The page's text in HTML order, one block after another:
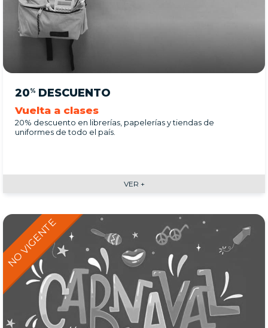
20% DESCUENTO
Vuelta a clases
20% descuento en librerías, papelerías y tiendas de
uniformes de todo el país.
VER +